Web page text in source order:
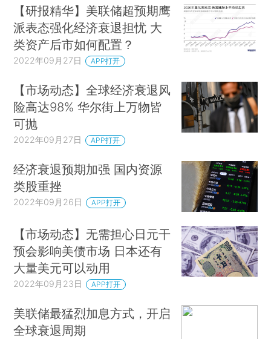
【研报精华】美联储超预期鹰
派表态强化经济衰退担忧 大
类资产后市如何配置？
2022年09月27日 APP打开
【市场动态】全球经济衰退风
险高达98% 华尔街上万物皆
可抛
2022年09月27日 APP打开
经济衰退预期加强 国内资源
类股重挫
2022年09月26日 APP打开
【市场动态】无需担心日元干
预会影响美债市场 日本还有
大量美元可以动用
2022年09月23日 APP打开
美联储最猛烈加息方式，开启
全球衰退周期